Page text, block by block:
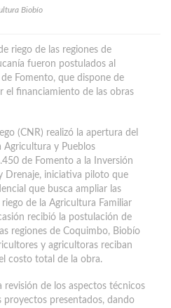
Biobío
riego de las regiones de
fueron postulados al
Fomento, que dispone de
el financiamiento de las obras
(CNR) realizó la apertura del
Agricultura y Pueblos
de Fomento a la Inversión
Drenaje, iniciativa piloto que
que busca ampliar las
de la Agricultura Familiar
recibió la postulación de
regiones de Coquimbo, Biobío
y agricultoras reciban
costo total de la obra.
revisión de los aspectos técnicos
proyectos presentados, dando